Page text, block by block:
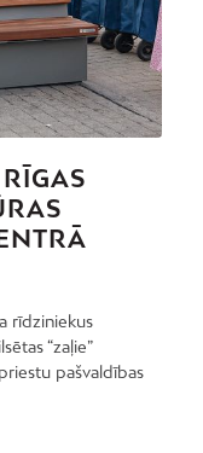
rīdziniekus
“zaļie”
pašvaldības